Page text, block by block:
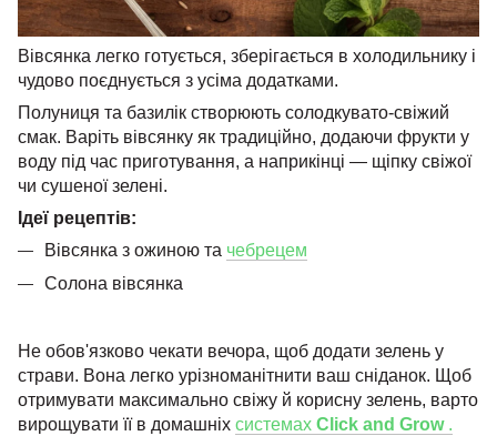
Вівсянка легко готується, зберігається в холодильнику і
чудово поєднується з усіма додатками.
Полуниця та базилік створюють солодкувато-свіжий
смак. Варіть вівсянку як традиційно, додаючи фрукти у
воду під час приготування, а наприкінці — щіпку свіжої
чи сушеної зелені.
Ідеї ​​рецептів:
Вівсянка з ожиною та чебрецем
Солона вівсянка
Не обов'язково чекати вечора, щоб додати зелень у
страви. Вона легко урізноманітнити ваш сніданок. Щоб
отримувати максимально свіжу й корисну зелень, варто
вирощувати її в домашніх системах Click and Grow.